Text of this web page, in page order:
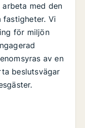
med den
fastigheter. Vi
för miljön
av en
beslutsvägar